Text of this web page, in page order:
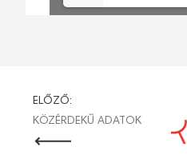
BEJEGYZÉS
NAVIGÁCIÓ
ELŐZŐ:
KÖZÉRDEKŰ ADATOK